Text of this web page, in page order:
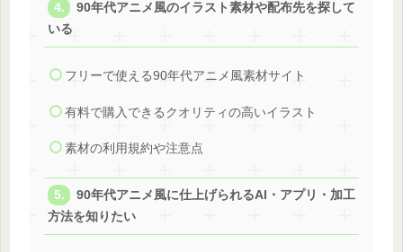
90年代アニメ風のイラスト素材や配布先を探して
いる
フリーで使える90年代アニメ風素材サイト
有料で購入できるクオリティの高いイラスト
素材の利用規約や注意点
90年代アニメ風に仕上げられるAI・アプリ・加工
方法を知りたい